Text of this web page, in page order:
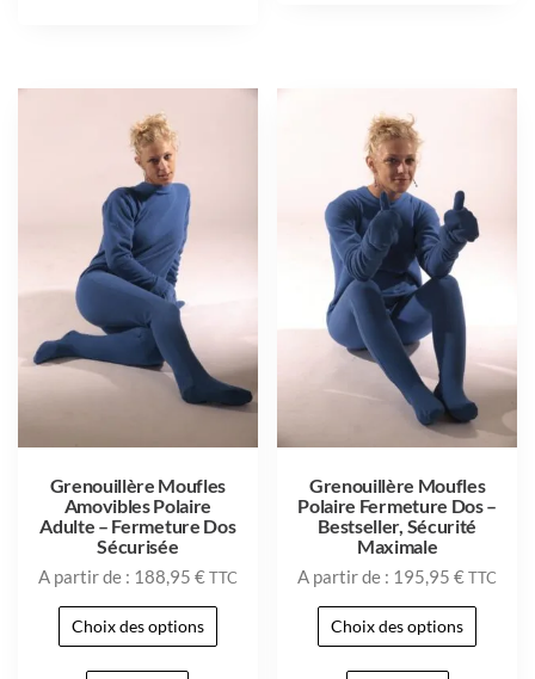
Grenouillère Moufles
Amovibles Polaire
Adulte – Fermeture Dos
Sécurisée
A partir de : 188,95 €TTC
Choix des options
Grenouillère Moufles
Polaire Fermeture Dos –
Bestseller, Sécurité
Maximale
A partir de : 195,95€TTC
Choix des options